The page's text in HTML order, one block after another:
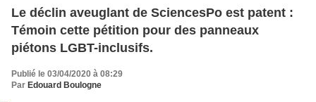
Le déclin aveuglant de SciencesPo est patent :
Témoin cette pétition pour des panneaux
piétons LGBT-inclusifs.
Publié le 03/04/2020 à 08:29
Par Edouard Boulogne